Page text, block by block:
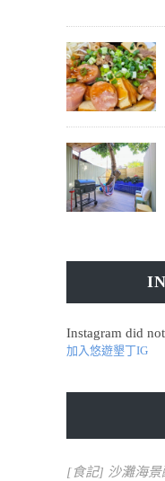
Instagram did
加入悠遊墾丁IG
[食記] 沙灘海景